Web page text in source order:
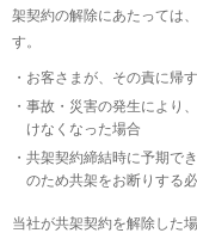
架契約の解除にあたっては
す。
お客さまが、その責に帰
事故・災害の発生により
けなくなった場合
共架契約締結時に予期で
のため共架をお断りする
当社が共架契約を解除した